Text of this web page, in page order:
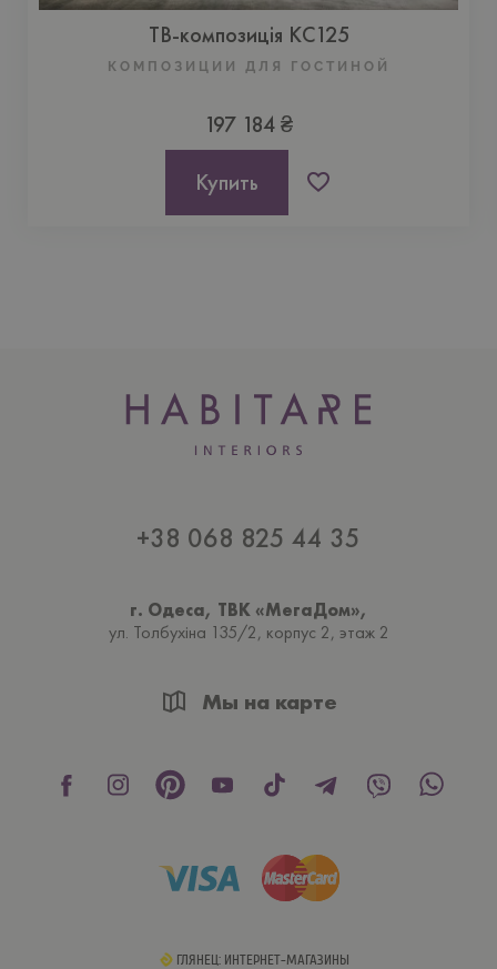
ТВ-композиція KC125
КОМПОЗИЦИИ ДЛЯ ГОСТИНОЙ
197 184 ₴
Купить
+38 068 825 44 35
г. Одеса, ТВК «МегаДом»,
ул. Толбухiна 135/2, корпус 2, этаж 2
Мы на карте
ГЛЯНЕЦ: ИНТЕРНЕТ-МАГАЗИНЫ